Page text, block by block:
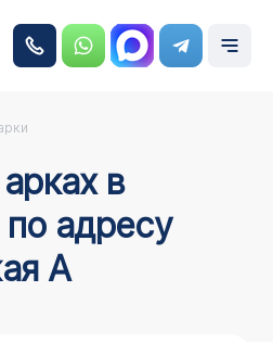
по адресу
А